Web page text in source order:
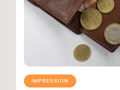
IMPRESSION